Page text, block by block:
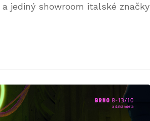
jediný showroom italské značky